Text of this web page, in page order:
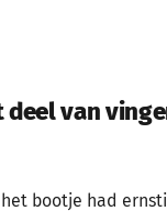
deel van
bootje had